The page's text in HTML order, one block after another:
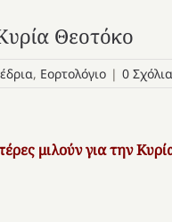
Θεοτόκο
, Εορτολόγιο | 0 Σχόλια
μιλούν για την